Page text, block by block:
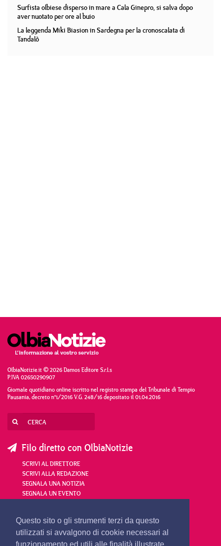
Questo sito o gli strumenti terzi da questo
utilizzati si avvalgono di cookie necessari al
Surfista olbiese disperso in mare a Cala Ginepro, si salva dopo
aver nuotato per ore al buio
La leggenda Miki Biasion in Sardegna per la cronoscalata di
Tandalò
OlbiaNotizie.it © 2026 Damos Editore S.r.l.s
P.IVA 02650290907
Giornale quotidiano online iscritto nel registro stampa del Tribunale di Tempio
Pausania, decreto n°1/2016 V.G. 248/16 depositato il 01.04.2016
Filo diretto con OlbiaNotizie
SCRIVI AL DIRETTORE
SCRIVI ALLA REDAZIONE
SEGNALA UNA NOTIZIA
SEGNALA UN EVENTO
redazione@olbianotizie.it